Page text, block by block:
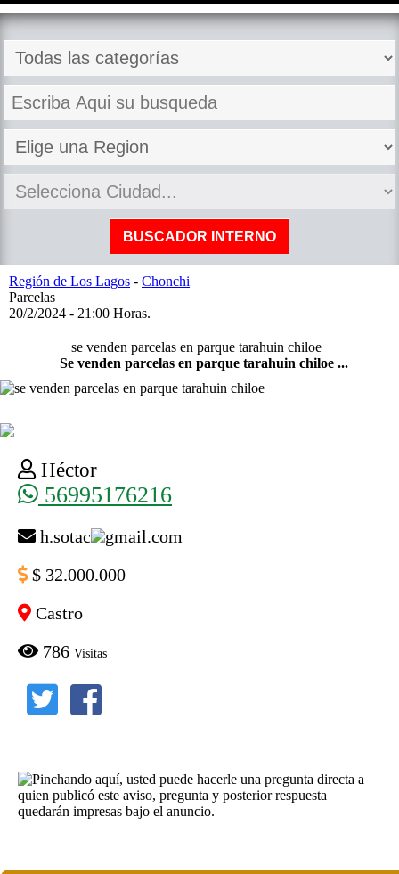
Región de Los Lagos - Chonchi
Parcelas
20/2/2024 - 21:00 Horas.
se venden parcelas en parque tarahuin chiloe
Se venden parcelas en parque tarahuin chiloe ...
Héctor
56995176216
h.sotac
gmail.com
$ 32.000.000
Castro
786 Visitas